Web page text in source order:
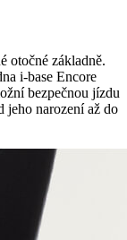
otočné základně.
i-base Encore
bezpečnou jízdu
jeho narození až do